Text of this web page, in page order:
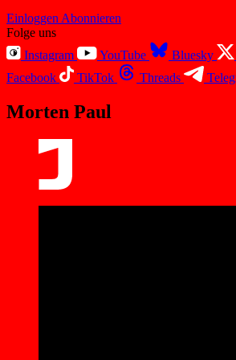
Einloggen Abonnieren
Folge uns
Instagram
YouTube Bluesky
Facebook
TikTok Threads
Morten Paul